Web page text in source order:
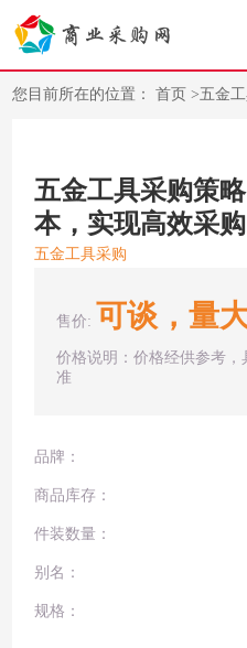
您目前所在的位置：首页>五金
五金工具采购策
本，实现高效采购
五金工具采购
售价: 可谈，量
价格说明：价格经供参考
准
品牌：
商品库存：
件装数量：
别名：
规格：